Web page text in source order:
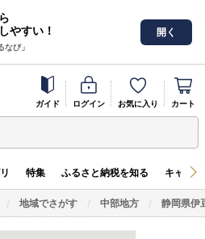
やすい！
び」
開く
ガイド ログイン お気に入り カート
特集 ふるさと納税を知る キャン
地域でさがす 中部地方 静岡県伊